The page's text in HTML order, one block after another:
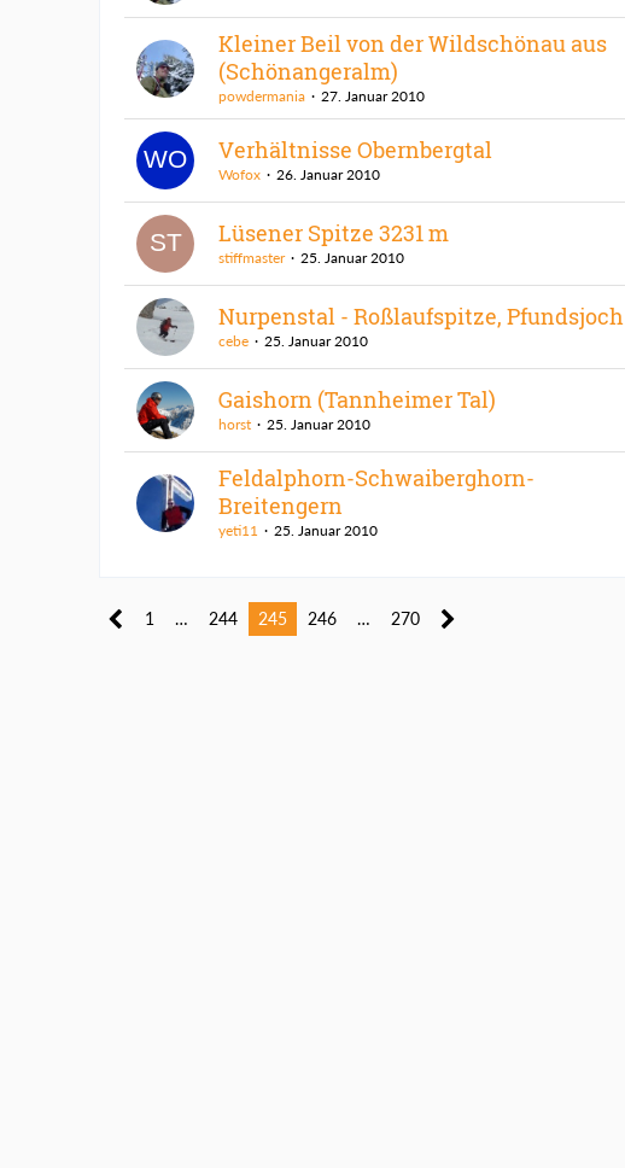
Kleiner Beil von der Wildschönau aus
(Schönangeralm)
powdermania 27. Januar 2010
Verhältnisse Obernbergtal
Wofox 26. Januar 2010
Lüsener Spitze 3231 m
stiffmaster 25. Januar 2010
Nurpenstal - Roßlaufspitze, Pfundsjoch
cebe 25. Januar 2010
Gaishorn (Tannheimer Tal)
horst 25. Januar 2010
Feldalphorn-Schwaiberghorn-
Breitengern
yeti11 25. Januar 2010
1 … 244 245 246 … 270